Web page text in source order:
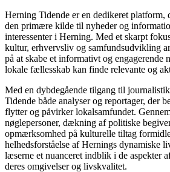
Herning Tidende er en dedikeret platform,
den primære kilde til nyheder og
interessenter i Herning. Med et skarpt
kultur, erhvervsliv og samfundsudvikling
på at skabe et informativt og engagerende
lokale fællesskab kan finde relevante og
Med en dybdegående tilgang til
Tidende både analyser og reportager, der
flytter og påvirker lokalsamfundet.
nøglepersoner, dækning af politiske
opmærksomhed på kulturelle tiltag
helhedsforståelse af Hernings dynamiske
læserne et nuanceret indblik i de aspekter
deres omgivelser og livskvalitet.